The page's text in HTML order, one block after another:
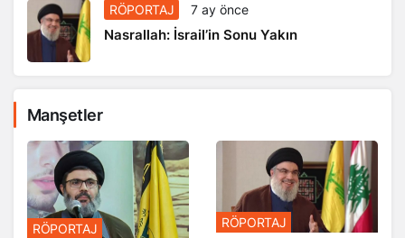
RÖPORTAJ 7 ay önce
Nasrallah: İsrail’in Sonu Yakın
Manşetler
RÖPORTAJ